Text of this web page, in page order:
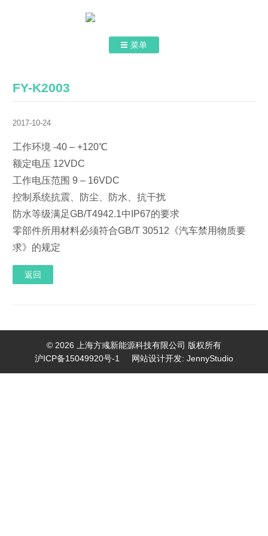
菜单
关于我们
FY-K2003
2017-10-24
工作环境 -40 – +120℃
额定电压 12VDC
工作电压范围 9 – 16VDC
控制系统抗震、防尘、防水、抗干扰
防水等级满足GB/T4942.1中IP67的要求
零部件所用材料必须符合GB/T 30512《汽车禁用物质要
求》的规定
返回
© 2026 上海方彧新能源科技有限公司 版权所有
沪ICP备15049920号-1
网站设计开发: JennyStudio